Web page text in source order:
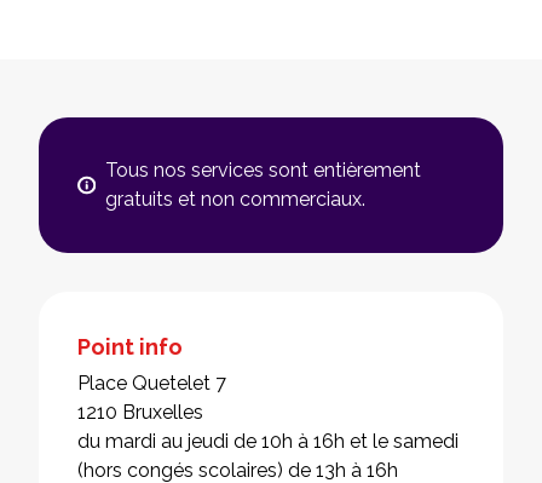
Tous nos services sont entièrement
gratuits et non commerciaux.
Point info
Place Quetelet 7
1210 Bruxelles
du mardi au jeudi de 10h à 16h et le samedi
(hors congés scolaires) de 13h à 16h